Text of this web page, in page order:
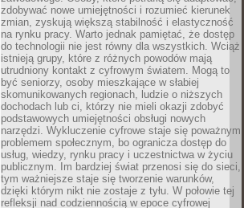
zdobywać nowe umiejętności i rozumieć kierunek
zmian, zyskują większą stabilność i elastyczność
na rynku pracy. Warto jednak pamiętać, że dostęp
do technologii nie jest równy dla wszystkich. Wciąż
istnieją grupy, które z różnych powodów mają
utrudniony kontakt z cyfrowym światem. Mogą to
być seniorzy, osoby mieszkające w słabiej
skomunikowanych regionach, ludzie o niższych
dochodach lub ci, którzy nie mieli okazji zdobyć
podstawowych umiejętności obsługi nowych
narzędzi. Wykluczenie cyfrowe staje się poważnym
problemem społecznym, bo ogranicza dostęp do
usług, wiedzy, rynku pracy i uczestnictwa w życiu
publicznym. Im bardziej świat przenosi się do sieci,
tym ważniejsze staje się tworzenie warunków,
dzięki którym nikt nie zostaje z tyłu. W połowie tej
refleksji nad codziennością w epoce cyfrowej